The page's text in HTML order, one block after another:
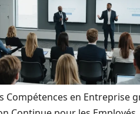
Compétences en Entreprise